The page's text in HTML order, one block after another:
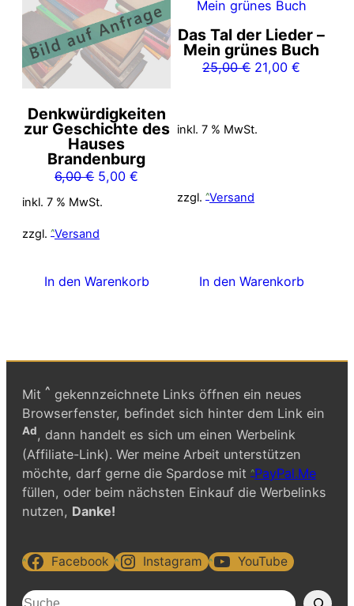
Denkwürdigkeiten
zur Geschichte des
Hauses
Brandenburg
6,00€ Ursprünglicher
6,00 €
5,00€
inkl. 7 % MwSt.
zzgl. Versand
In den Warenkorb
Das Tal der Lieder –
Mein grünes Buch
25,00€ Ursprünglicher
25,00 €
21,00€
inkl. 7 % MwSt.
zzgl. Versand
In den Warenkorb
Mit ^ gekennzeichnete Links öffnen ein neues
Browserfenster, befindet sich hinter dem Link ein
Ad, dann handelt es sich um einen Werbelink
(Affiliate-Link). Wer meine Arbeit unterstützen
möchte, darf gerne die Spardose mit PayPal.Me
füllen, oder beim nächsten Einkauf die Werbelinks
nutzen, Danke!
Facebook Instagram YouTube
S